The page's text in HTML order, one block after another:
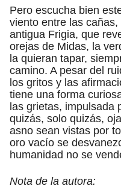
Pero escucha bien
viento entre las
antigua Frigia, que
orejas de Midas, la
la quieran tapar,
camino. A pesar del
los gritos y las
tiene una forma
las grietas, impulsada
quizás, solo quizás,
asno sean vistas por
oro vacío se
humanidad no se
Nota de la autora: